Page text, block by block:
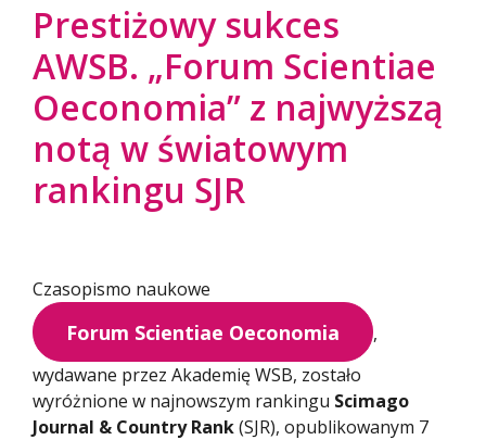
Prestiżowy sukces
AWSB. „Forum Scientiae
Oeconomia” z najwyższą
notą w światowym
rankingu SJR
Czasopismo naukowe
Forum Scientiae Oeconomia
,
wydawane przez Akademię WSB, zostało
wyróżnione w najnowszym rankingu Scimago
Journal & Country Rank(SJR), opublikowanym 7